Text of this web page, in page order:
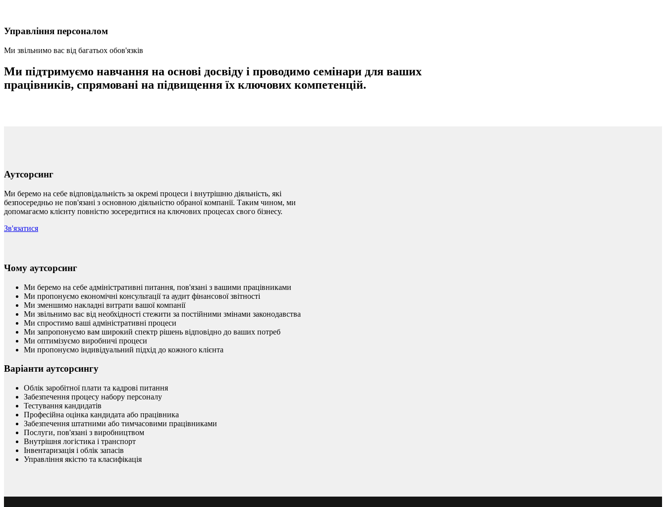
Управління персоналом
Ми звільнимо вас від багатьох обов'язків
Ми підтримуємо навчання на основі досвіду і проводимо семінари для ваших
працівників, спрямовані на підвищення їх ключових компетенцій.​
Аутсорсинг
Ми беремо на себе відповідальність за окремі процеси і внутрішню діяльність, які
безпосередньо не пов'язані з основною діяльністю обраної компанії. Таким чином, ми
допомагаємо клієнту повністю зосередитися на ключових процесах свого бізнесу.
Зв'язатися
Чому аутсорсинг
Ми беремо на себе адміністративні питання, пов'язані з вашими працівниками
Ми пропонуємо економічні консультації та аудит фінансової звітності
Ми зменшимо накладні витрати вашої компанії
Ми звільнимо вас від необхідності стежити за постійними змінами законодавства
Ми спростимо ваші адміністративні процеси
Ми запропонуємо вам широкий спектр рішень відповідно до ваших потреб
Ми оптимізуємо виробничі процеси
Ми пропонуємо індивідуальний підхід до кожного клієнта
Варіанти аутсорсингу
Облік заробітної плати та кадрові питання
Забезпечення процесу набору персоналу
Тестування кандидатів
Професійна оцінка кандидата або працівника
Забезпечення штатними або тимчасовими працівниками
Послуги, пов'язані з виробництвом
Внутрішня логістика і транспорт
Інвентаризація і облік запасів
Управління якістю та класифікація